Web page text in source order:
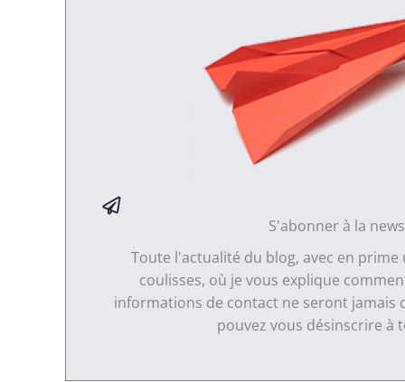
S'abonner à la
Toute l'actualité du blog, avec en
coulisses, où je vous explique
informations de contact ne seront jamais
pouvez vous désinscrire à